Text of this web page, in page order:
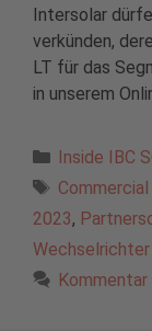
Intersolar
verkünden,
LT für das
in unserem
Kategorien
Inside IBC
2023,
Wechselrichter